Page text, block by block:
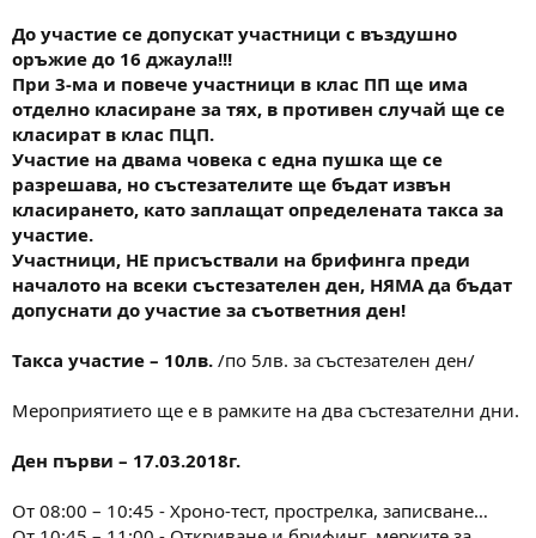
До участие се допускат участници с въздушно
оръжие до 16 джаула!!!
При 3-ма и повече участници в клас ПП ще има
отделно класиране за тях, в противен случай ще се
класират в клас ПЦП.
Участие на двама човекa с една пушка ще се
разрешава, но състезателите ще бъдат извън
класирането, като заплащат определената такса за
участие.
Участници, НЕ присъствали на брифинга преди
началото на всеки състезателен ден, НЯМА да бъдат
допуснати до участие за съответния ден!
Такса участие – 10лв. /по 5лв. за състезателен ден/
Мероприятието ще е в рамките на два състезателни дни.
Ден първи – 17.03.2018г.
От 08:00 – 10:45 - Хроно-тест, прострелка, записване…